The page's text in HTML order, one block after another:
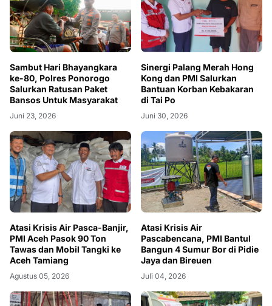
Sambut Hari Bhayangkara
ke-80, Polres Ponorogo
Salurkan Ratusan Paket
Bansos Untuk Masyarakat
Juni 23, 2026
Sinergi Palang Merah Hong
Kong dan PMI Salurkan
Bantuan Korban Kebakaran
di Tai Po
Juni 30, 2026
Atasi Krisis Air Pasca-Banjir,
PMI Aceh Pasok 90 Ton
Tawas dan Mobil Tangki ke
Aceh Tamiang
Agustus 05, 2026
Atasi Krisis Air
Pascabencana, PMI Bantul
Bangun 4 Sumur Bor di Pidie
Jaya dan Bireuen
Juli 04, 2026